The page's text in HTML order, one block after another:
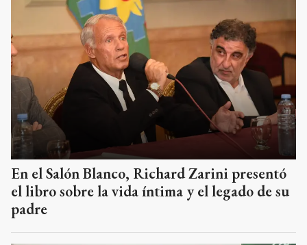
En el Salón Blanco, Richard Zarini presentó
el libro sobre la vida íntima y el legado de su
padre